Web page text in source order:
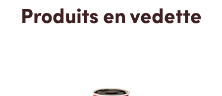
Produits en vedette